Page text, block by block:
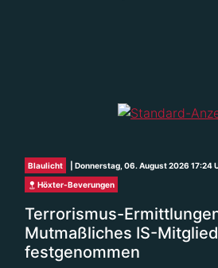
Blaulicht
| Donnerstag, 06. August 2026 17:24
Höxter-Beverungen
Terrorismus-
Mutmaßliches IS-
festgenommen